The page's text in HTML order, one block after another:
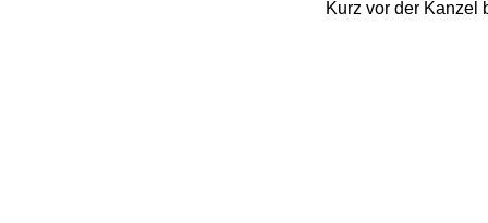
Kurz vor der Kanzel